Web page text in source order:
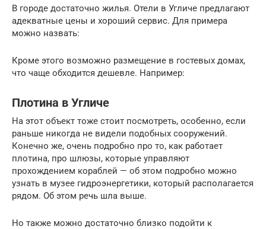
В городе достаточно жилья. Отели в Угличе предлагают
адекватные цены и хороший сервис. Для примера
можно назвать:
Кроме этого возможно размещение в гостевых домах,
что чаще обходится дешевле. Например:
Плотина в Угличе
На этот объект тоже стоит посмотреть, особенно, если
раньше никогда не видели подобных сооружений.
Конечно же, очень подробно про то, как работает
плотина, про шлюзы, которые управляют
прохождением кораблей — об этом подробно можно
узнать в музее гидроэнергетики, который располагается
рядом. Об этом речь шла выше.
Но также можно достаточно близко подойти к